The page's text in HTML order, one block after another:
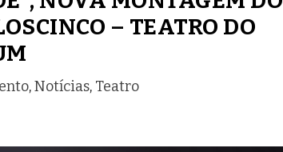
– TEATRO DO
,Notícias, Teatro